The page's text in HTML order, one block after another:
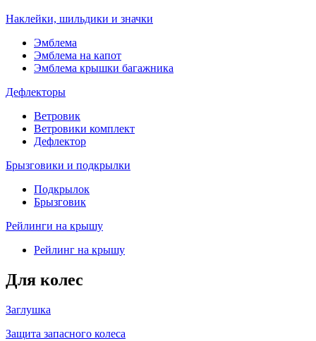
Наклейки, шильдики и значки
Эмблема
Эмблема на капот
Эмблема крышки багажника
Дефлекторы
Ветровик
Ветровики комплект
Дефлектор
Брызговики и подкрылки
Подкрылок
Брызговик
Рейлинги на крышу
Рейлинг на крышу
Для колес
Заглушка
Защита запасного колеса